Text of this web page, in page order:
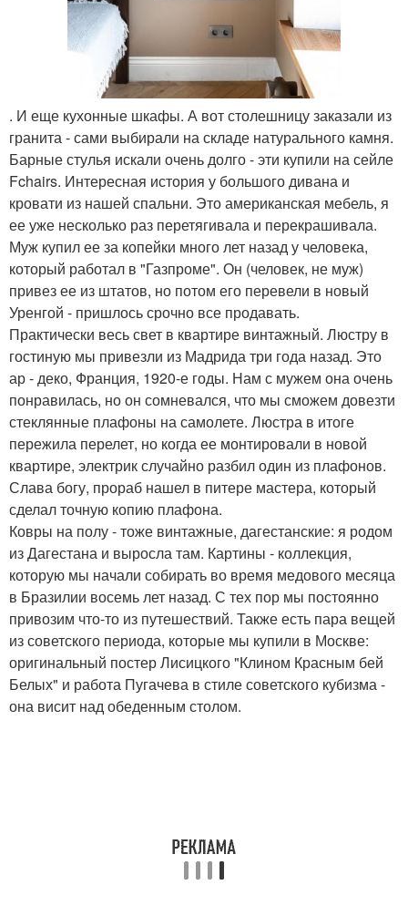
. И еще кухонные шкафы. А вот столешницу заказали из
гранита - сами выбирали на складе натурального камня.
Барные стулья искали очень долго - эти купили на сейле
Fchairs. Интересная история у большого дивана и
кровати из нашей спальни. Это американская мебель, я
ее уже несколько раз перетягивала и перекрашивала.
Муж купил ее за копейки много лет назад у человека,
который работал в "Газпроме". Он (человек, не муж)
привез ее из штатов, но потом его перевели в новый
Уренгой - пришлось срочно все продавать.
Практически весь свет в квартире винтажный. Люстру в
гостиную мы привезли из Мадрида три года назад. Это
ар - деко, Франция, 1920-е годы. Нам с мужем она очень
понравилась, но он сомневался, что мы сможем довезти
стеклянные плафоны на самолете. Люстра в итоге
пережила перелет, но когда ее монтировали в новой
квартире, электрик случайно разбил один из плафонов.
Слава богу, прораб нашел в питере мастера, который
сделал точную копию плафона.
Ковры на полу - тоже винтажные, дагестанские: я родом
из Дагестана и выросла там. Картины - коллекция,
которую мы начали собирать во время медового месяца
в Бразилии восемь лет назад. С тех пор мы постоянно
привозим что-то из путешествий. Также есть пара вещей
из советского периода, которые мы купили в Москве:
оригинальный постер Лисицкого "Клином Красным бей
Белых" и работа Пугачева в стиле советского кубизма -
она висит над обеденным столом.